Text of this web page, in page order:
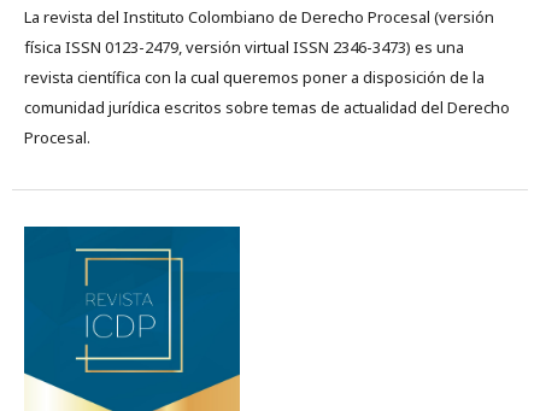
La revista del Instituto Colombiano de Derecho Procesal (versión
física ISSN 0123-2479, versión virtual ISSN 2346-3473) es una
revista cientí­fica con la cual queremos poner a disposición de la
comunidad jurídica escritos sobre temas de actualidad del Derecho
Procesal.